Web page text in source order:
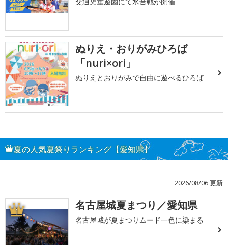
ぬりえ・おりがみひろば
「nuri×ori」
ぬりえとおりがみで自由に遊べるひろば
夏の人気夏祭りランキング【愛知県】
2026/08/06 更新
1 名古屋城夏まつり／愛知県
名古屋城が夏まつりムード一色に染まる